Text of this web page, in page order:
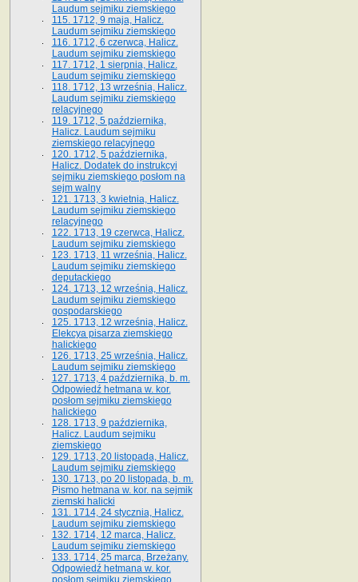
Laudum sejmiku ziemskiego
115. 1712, 9 maja, Halicz.
Laudum sejmiku ziemskiego
116. 1712, 6 czerwca, Halicz.
Laudum sejmiku ziemskiego
117. 1712, 1 sierpnia, Halicz.
Laudum sejmiku ziemskiego
118. 1712, 13 września, Halicz.
Laudum sejmiku ziemskiego
relacyjnego
119. 1712, 5 października,
Halicz. Laudum sejmiku
ziemskiego relacyjnego
120. 1712, 5 października,
Halicz. Dodatek do instrukcyi
sejmiku ziemskiego posłom na
sejm walny
121. 1713, 3 kwietnia, Halicz.
Laudum sejmiku ziemskiego
relacyjnego
122. 1713, 19 czerwca, Halicz.
Laudum sejmiku ziemskiego
123. 1713, 11 września, Halicz.
Laudum sejmiku ziemskiego
deputackiego
124. 1713, 12 września, Halicz.
Laudum sejmiku ziemskiego
gospodarskiego
125. 1713, 12 września, Halicz.
Elekcya pisarza ziemskiego
halickiego
126. 1713, 25 września, Halicz.
Laudum sejmiku ziemskiego
127. 1713, 4 października, b. m.
Odpowiedź hetmana w. kor.
posłom sejmiku ziemskiego
halickiego
128. 1713, 9 października,
Halicz. Laudum sejmiku
ziemskiego
129. 1713, 20 listopada, Halicz.
Laudum sejmiku ziemskiego
130. 1713, po 20 listopada, b. m.
Pismo hetmana w. kor. na sejmik
ziemski halicki
131. 1714, 24 stycznia, Halicz.
Laudum sejmiku ziemskiego
132. 1714, 12 marca, Halicz.
Laudum sejmiku ziemskiego
133. 1714, 25 marca, Brzeżany.
Odpowiedź hetmana w. kor.
posłom sejmiku ziemskiego